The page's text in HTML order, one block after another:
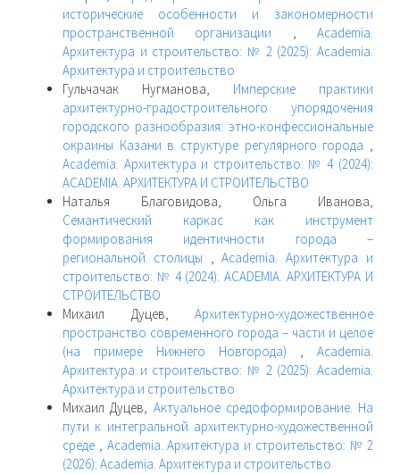
исторические особенности и закономерности
пространственной организации ,Academia.
Архитектура и строительство: № 2 (2025): Academia.
Архитектура и строительство
Гульчачак Нугманова, Имперские практики
архитектурно-градостроительного упорядочения
городского разнообразия: этно-конфессиональные
окраины Казани в структуре регулярного города ,
Academia. Архитектура и строительство: № 4 (2024):
ACADEMIA. АРХИТЕКТУРА И СТРОИТЕЛЬСТВО
Наталья Благовидова, Ольга Иванова,
Семантический каркас как инструмент
формирования идентичности города –
региональной столицы ,Academia. Архитектура и
строительство: № 4 (2024): ACADEMIA. АРХИТЕКТУРА И
СТРОИТЕЛЬСТВО
Михаил Дуцев, Архитектурно-художественное
пространство современного города – части и целое
(на примере Нижнего Новгорода) , Academia.
Архитектура и строительство: № 2 (2025): Academia.
Архитектура и строительство
Михаил Дуцев, Актуальное средоформирование. На
пути к интегральной архитектурно-художественной
среде , Academia. Архитектура и строительство: № 2
(2026): Academia. Архитектура и строительство